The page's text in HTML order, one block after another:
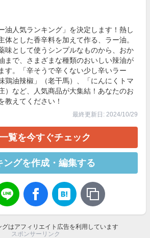
油人気ランキング」を決定します！熱し
体とした香辛料を加えて作る、ラー油。
味として使うシンプルなものから、おか
まで、さまざまな種類のおいしい辣油が
す。「辛そうで辛くない少し辛いラー
鶏油辣椒」（老干馬）、「にんにくトマ
）など、人気商品が大集結！あなたのお
教えてください！
最終更新日: 2024/10/29
覧を今すぐチェック
ングを作成・編集する
はアフィリエイト広告を利用しています
スポンサーリンク